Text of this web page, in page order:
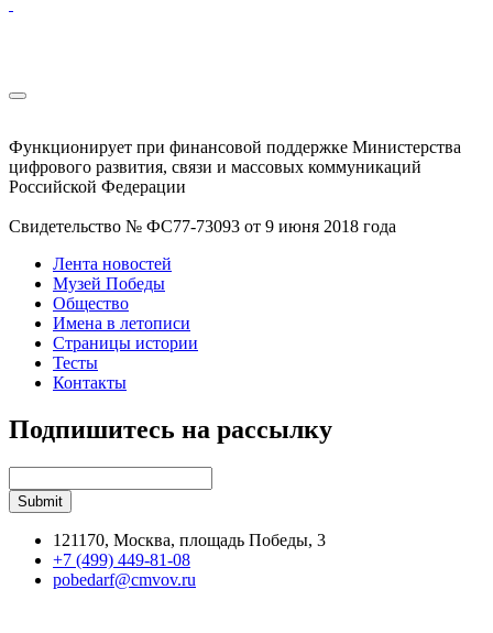
Функционирует при финансовой поддержке Министерства
цифрового развития, связи и массовых коммуникаций
Российской Федерации
Свидетельство № ФС77-73093 от 9 июня 2018 года
Лента новостей
Музей Победы
Общество
Имена в летописи
Страницы истории
Тесты
Контакты
Подпишитесь на рассылку
121170, Москва, площадь Победы, 3
+7 (499) 449-81-08
pobedarf@cmvov.ru